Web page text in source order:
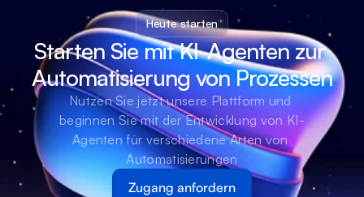
Heute starten
Starten Sie mit KI-Agenten zur
Automatisierung von Prozessen
Nutzen Sie jetzt unsere Plattform und
beginnen Sie mit der Entwicklung von KI-
Agenten für verschiedene Arten von
Automatisierungen
Zugang anfordern